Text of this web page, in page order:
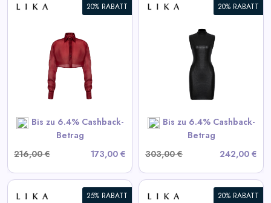
20% RABATT
Bis zu 6.4% Cashback-
Betrag
216,00 €
173,00 €
20% RABATT
Bis zu 6.4% Cashback-
Betrag
303,00 €
242,00 €
Schwarzes strukturiertes Mini-
View All LIKA Deals
SHOP NOW
25% RABATT 20% RABATT